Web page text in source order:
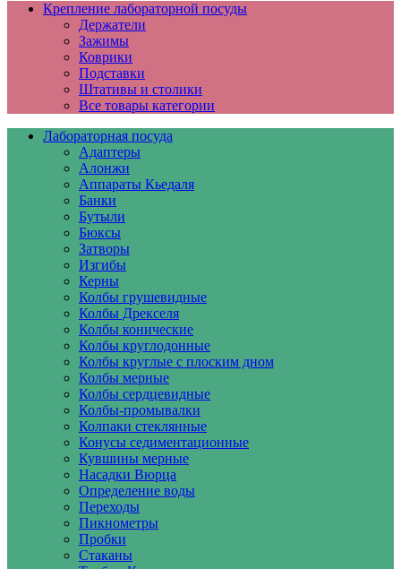
Крепление лабораторной посуды
Держатели
Зажимы
Коврики
Подставки
Штативы и столики
Все товары категории
Лабораторная посуда
Адаптеры
Алонжи
Аппараты Кьедаля
Банки
Бутыли
Бюксы
Затворы
Изгибы
Керны
Колбы грушевидные
Колбы Дрекселя
Колбы конические
Колбы круглодонные
Колбы круглые с плоским дном
Колбы мерные
Колбы сердцевидные
Колбы-промывалки
Колпаки стеклянные
Конусы седиментационные
Кувшины мерные
Насадки Вюрца
Определение воды
Переходы
Пикнометры
Пробки
Стаканы